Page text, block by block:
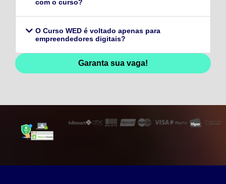
com o curso?
O Curso WED é voltado apenas para
empreendedores digitais?
Garanta sua vaga!